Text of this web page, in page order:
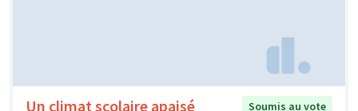
Un climat scolaire apaisé
Soumis au vote